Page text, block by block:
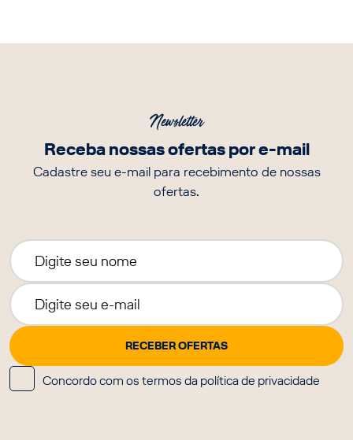
Newsletter
Receba nossas ofertas por e-mail
Cadastre seu e-mail para recebimento de nossas
ofertas.
Concordo com os termos da política de privacidade